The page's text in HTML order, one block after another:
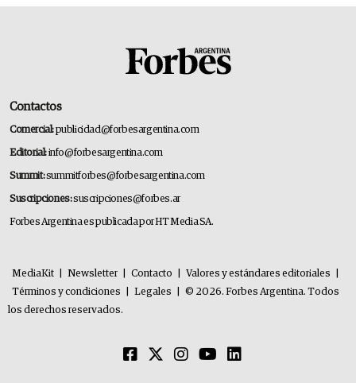
Contactos
Comercial:publicidad@forbesargentina.com
Editorial:info@forbesargentina.com
Summit:summitforbes@forbesargentina.com
Suscripciones:suscripciones@forbes.ar
Forbes Argentina es publicada por HT Media SA.
MediaKit Newsletter Contacto Valores y estándares editoriales
Términos y condiciones
Legales
© 2026. Forbes Argentina. Todos
los derechos reservados.